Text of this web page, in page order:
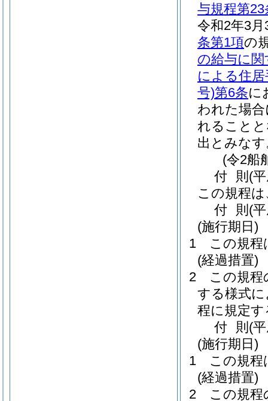
与規程第
令和2年3
条第1項の
の給与に
による住
号)第6条に
われた場
れること
出とみな
(令2船
付 則 (
この規程
付 則 (
(施行期日)
1
この規程
(経過措置)
2
この規程
する様式
程に規定
付 則 (
(施行期日)
1
この規程
(経過措置)
2
この規程